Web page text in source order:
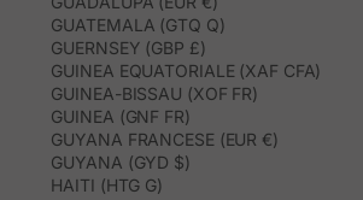
GUATEMALA (GTQ Q)
GUERNSEY (GBP £)
GUINEA EQUATORIALE (XAF CFA)
GUINEA-BISSAU (XOF FR)
GUINEA (GNF FR)
GUYANA FRANCESE (EUR €)
GUYANA (GYD $)
HAITI (HTG G)